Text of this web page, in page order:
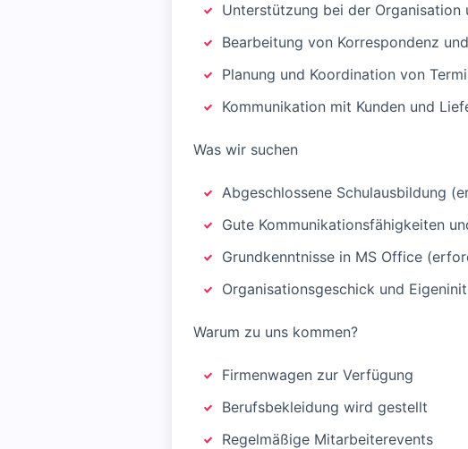
Unterstützung bei der
Bearbeitung von Korrespondenz
Planung und Koordination von
Kommunikation mit Kunden und
Was wir suchen
Abgeschlossene Schulausbildung
Gute Kommunikationsfähigkeiten
Grundkenntnisse in MS Office
Organisationsgeschick und
Warum zu uns kommen?
Firmenwagen zur Verfügung
Berufsbekleidung wird gestellt
Regelmäßige Mitarbeiterevents